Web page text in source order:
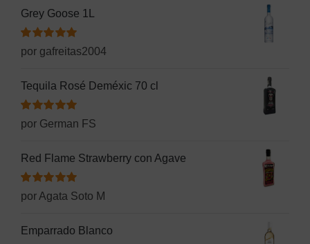
Grey Goose 1L
Valorado
con
5de 5
por gafreitas2004
Tequila Rosé Deméxic 70 cl
Valorado
con
por German FS
Red Flame Strawberry con Agave
Valorado
con
de 5
por Agata Soto M
Emparrado Blanco